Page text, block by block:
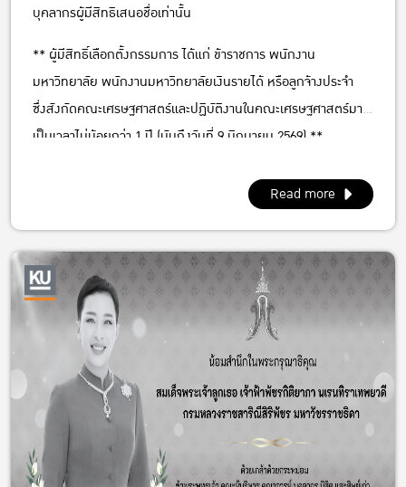
บุคลากรผู้มีสิทธิเสนอชื่อเท่านั้น
** ผู้มีสิทธิ์เลือกตั้งกรรมการ ได้แก่ ข้าราชการ พนักงาน
มหาวิทยาลัย พนักงานมหาวิทยาลัยเงินรายได้ หรือลูกจ้างประจำ
ซึ่งสังกัดคณะเศรษฐศาสตร์และปฏิบัติงานในคณะเศรษฐศาสตร์มา
เป็นเวลาไม่น้อยกว่า 1 ปี (นับถึงวันที่ 9 มิถุนายน 2569) **
Read more